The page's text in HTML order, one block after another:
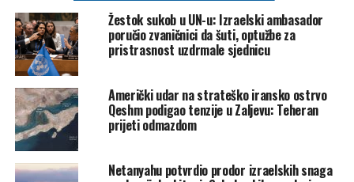
spomenutim oblastima”, rekao je Bezhalel Machlis izvršni
direktor kompanije Elbit Systems.
Prema pisanju portala
Vojske Srbije general Milan Mojsilović u svom je
nedavnom obraćanju nagovijestio nabavku sofisticiranih
informacijskih sistema u projektu “Digitalna armija”.
“Implementacija projekta „Digitalna armija“ će taktičkim
Žestok sukob u UN-u: Izraelski ambasador
poručio zvaničnici da šuti, optužbe za
pristrasnost uzdrmale sjednicu
Američki udar na strateško iransko ostrvo
Qeshm podigao tenzije u Zaljevu: Teheran
prijeti odmazdom
Netanyahu potvrdio prodor izraelskih snaga